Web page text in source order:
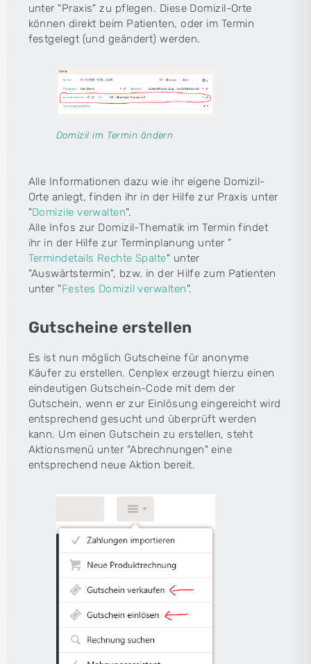
unter "Praxis" zu pflegen. Diese Domizil-Orte
können direkt beim Patienten, oder im Termin
festgelegt (und geändert) werden.
Domizil im Termin ändern
Alle Informationen dazu wie ihr eigene Domizil-
Orte anlegt, finden ihr in der Hilfe zur Praxis unter
"Domizile verwalten".
Alle Infos zur Domizil-Thematik im Termin findet
ihr in der Hilfe zur Terminplanung unter "
Termindetails Rechte Spalte" unter
"Auswärtstermin", bzw. in der Hilfe zum Patienten
unter "Festes Domizil verwalten".
Gutscheine erstellen
Es ist nun möglich Gutscheine für anonyme
Käufer zu erstellen. Cenplex erzeugt hierzu einen
eindeutigen Gutschein-Code mit dem der
Gutschein, wenn er zur Einlösung eingereicht wird
entsprechend gesucht und überprüft werden
kann. Um einen Gutschein zu erstellen, steht
Aktionsmenü unter "Abrechnungen" eine
entsprechend neue Aktion bereit.